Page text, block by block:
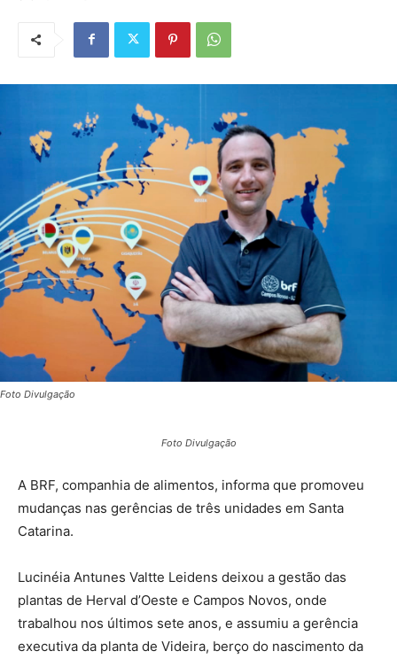
Foto Divulgação
Foto Divulgação
A BRF, companhia de alimentos, informa que promoveu
mudanças nas gerências de três unidades em Santa
Catarina.
Lucinéia Antunes Valtte Leidens deixou a gestão das
plantas de Herval d’Oeste e Campos Novos, onde
trabalhou nos últimos sete anos, e assumiu a gerência
executiva da planta de Videira, berço do nascimento da